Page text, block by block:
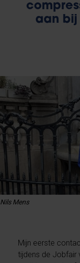
aan bij
Nils Mens
Mijn eerste
tijdens de Jobfair